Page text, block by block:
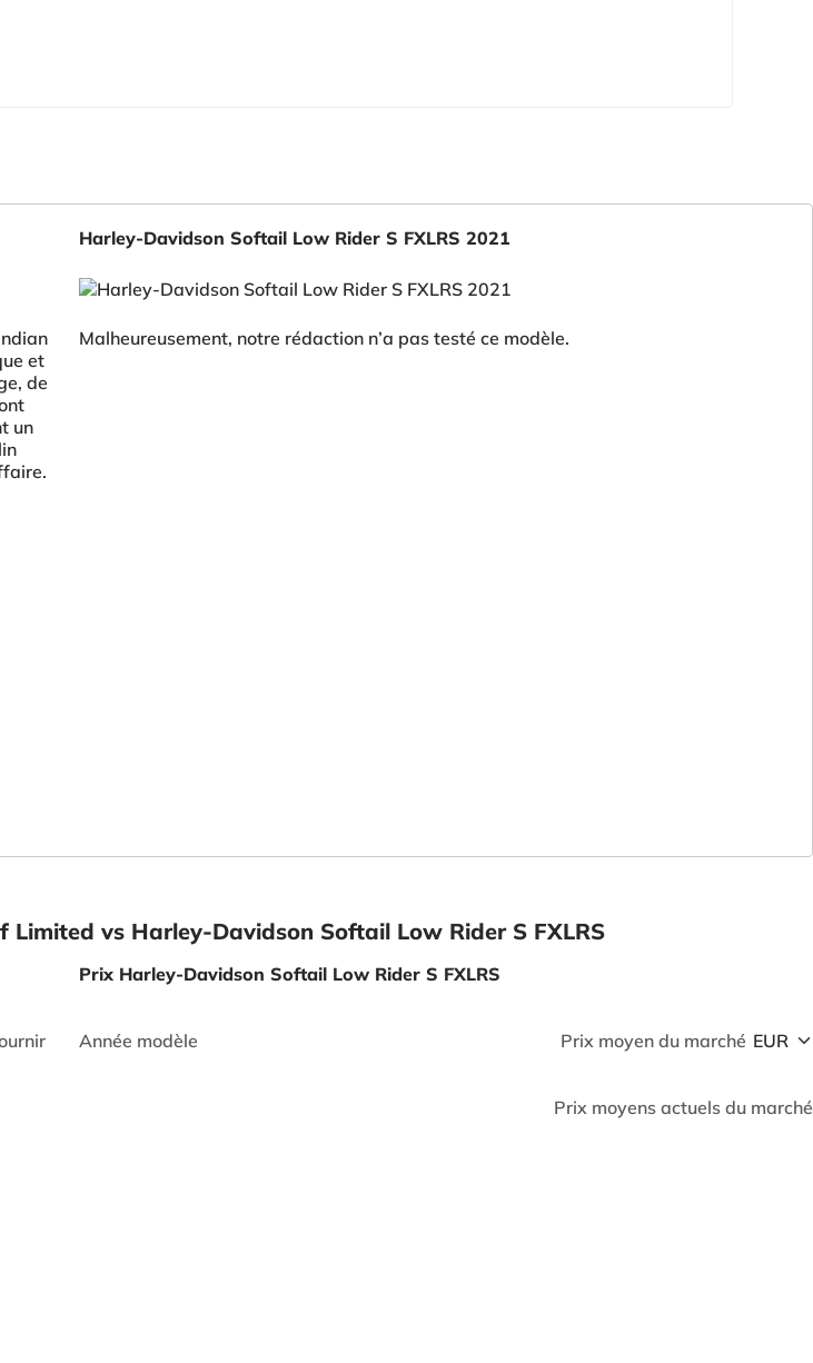
et
de
un
Harley-Davidson Softail Low Rider S FXLRS 2021
Malheureusement, notre rédaction n’a pas testé ce modèle.
vs Harley-Davidson Softail Low Rider S FXLRS
Prix Harley-Davidson Softail Low Rider S FXLRS
Année modèle Prix moyen du marché
Prix moyens actuels du marché